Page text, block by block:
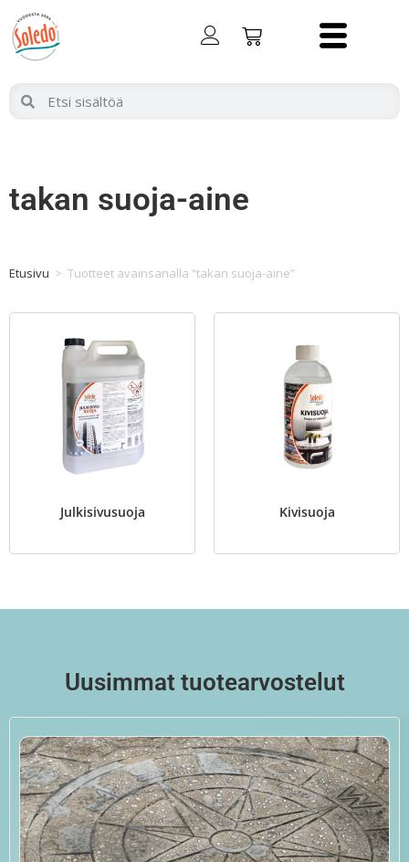
takan suoja-aine
Etusivu > Tuotteet avainsanalla “takan suoja-aine”
Julkisivusuoja Kivisuoja
Uusimmat tuotearvostelut